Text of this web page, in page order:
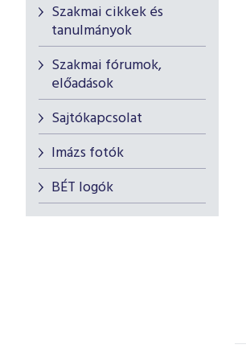
Szakmai cikkek és
tanulmányok
Szakmai fórumok,
előadások
Sajtókapcsolat
Imázs fotók
BÉT logók